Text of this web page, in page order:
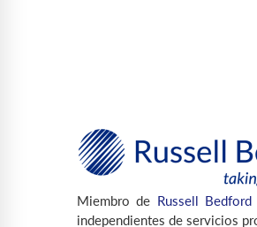
Miembro de Russell Bedford
independientes de servicios